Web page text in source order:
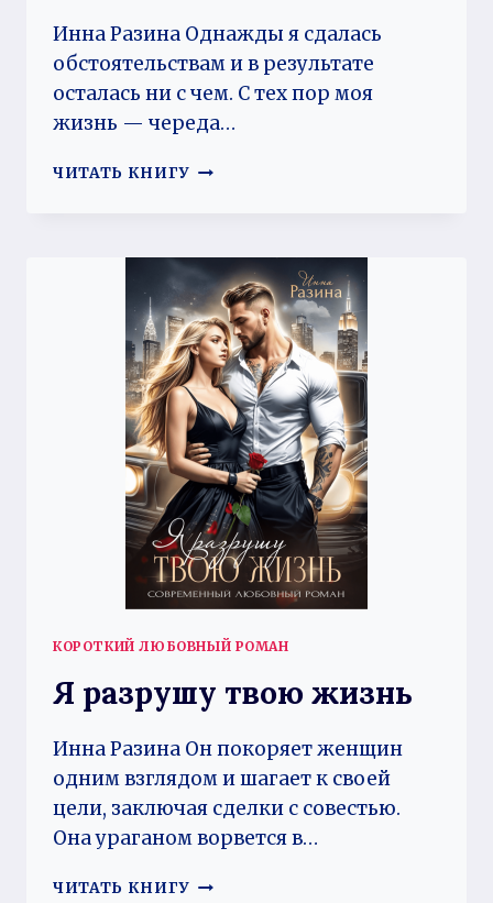
Инна Разина Однажды я сдалась
обстоятельствам и в результате
осталась ни с чем. С тех пор моя
жизнь — череда…
ЧИТАТЬ КНИГУ ЗАБЕРУ
КОРОТКИЙ ЛЮБОВНЫЙ РОМАН
Я разрушу твою жизнь
Инна Разина Он покоряет женщин
одним взглядом и шагает к своей
цели, заключая сделки с совестью.
Она ураганом ворвется в…
ЧИТАТЬ КНИГУ Я